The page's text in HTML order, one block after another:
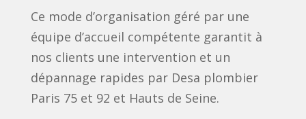
Ce mode d’organisation géré par une
équipe d’accueil compétente garantit à
nos clients une intervention et un
dépannage rapides par Desa plombier
Paris 75 et 92 et Hauts de Seine.